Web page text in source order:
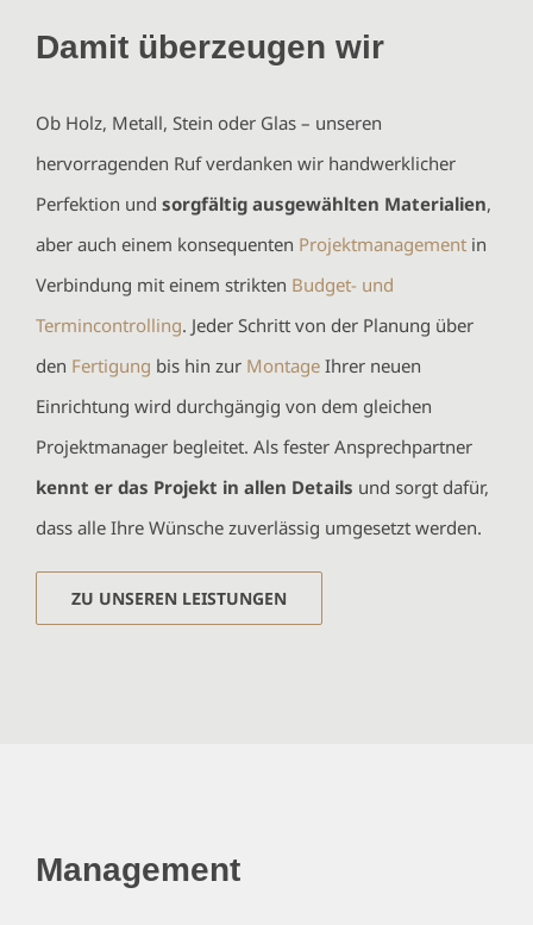
Damit überzeugen wir
Ob Holz, Metall, Stein oder Glas – unseren
hervorragenden Ruf verdanken wir handwerklicher
Perfektion und sorgfältig ausgewählten Materialien,
aber auch einem konsequenten Projektmanagementin
Verbindung mit einem strikten Budget- und
Termincontrolling. Jeder Schritt von der Planung über
den Fertigung bis hin zur MontageIhrer neuen
Einrichtung wird durchgängig von dem gleichen
Projektmanager begleitet. Als fester Ansprechpartner
kennt er das Projekt in allen Details und sorgt dafür,
dass alle Ihre Wünsche zuverlässig umgesetzt werden.
ZU UNSEREN LEISTUNGEN
Management